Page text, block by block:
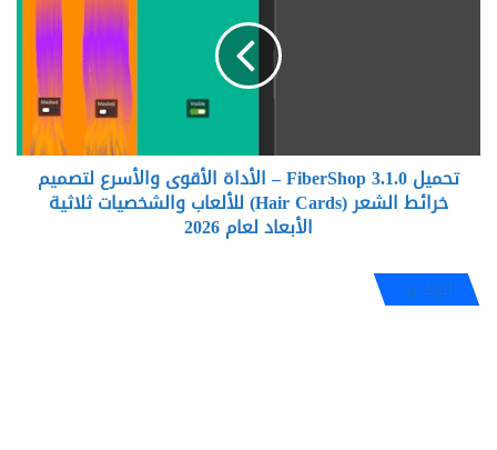
خرائط
الشعر
والشخصيات
ثلاثية
تحميل FiberShop 3.1.0 – الأداة الأقوى والأسرع لتصميم
خرائط الشعر (Hair Cards) للألعاب والشخصيات ثلاثية
الأبعاد لعام 2026
اترك رد